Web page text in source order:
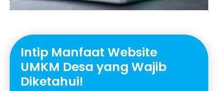
Intip Manfaat Website
UMKM Desa yang Wajib
Diketahui!